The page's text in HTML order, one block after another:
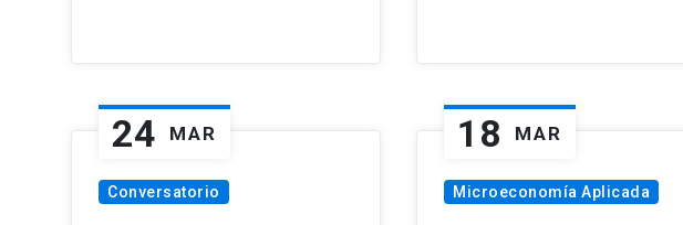
24 MAR
Conversatorio
18 MAR
Microeconomía Aplicada